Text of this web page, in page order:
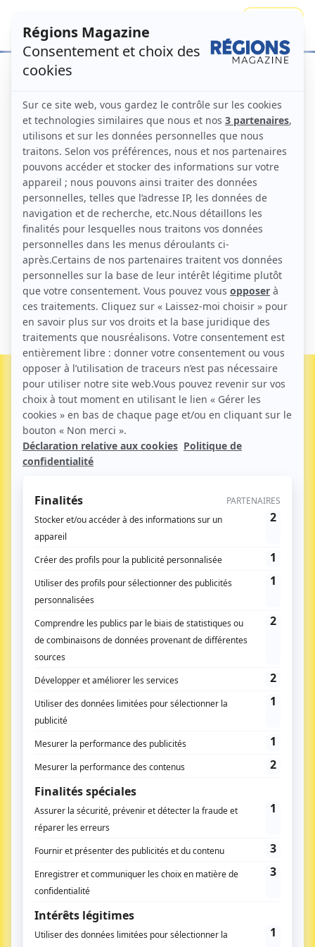
Panier
Votre panier est actuellement vide.
Retour à la boutique
LE MÉDIA DES DÉCIDEURS PUBLICS DANS LES
TERRITOIRES : ÉTAT ‑ COLLECTIVITÉS ‑ HÔPITAL
Inscrivez-vous à notre newsletter
Suivez-nous
Développement
Aménagement du territoire
Environnement
Santé – social
Tourisme – culture – sport
Europe
L’équipe
Charte rédactionelle
Nous contacter
S'abonner